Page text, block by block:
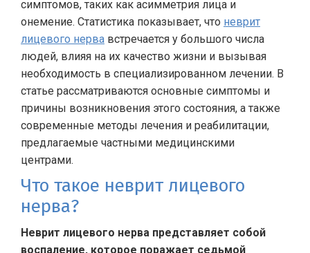
симптомов, таких как асимметрия лица и
онемение. Статистика показывает, что неврит
лицевого нерва встречается у большого числа
людей, влияя на их качество жизни и вызывая
необходимость в специализированном лечении. В
статье рассматриваются основные симптомы и
причины возникновения этого состояния, а также
современные методы лечения и реабилитации,
предлагаемые частными медицинскими
центрами.
Что такое неврит лицевого
нерва?
Неврит лицевого нерва представляет собой
воспаление, которое поражает седьмой